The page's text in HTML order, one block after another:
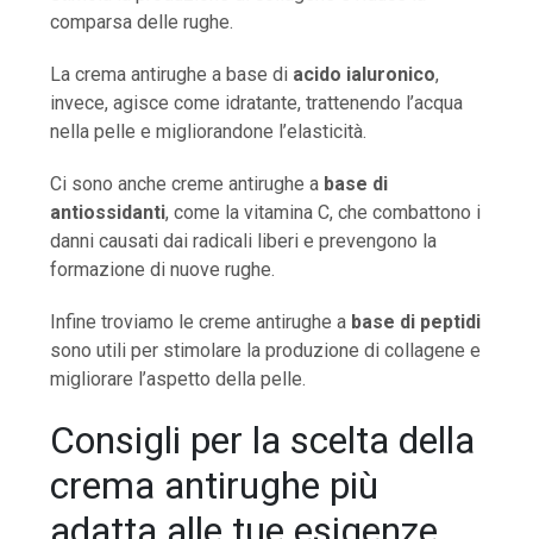
comparsa delle rughe.
La crema antirughe a base di acido ialuronico,
invece, agisce come idratante, trattenendo l’acqua
nella pelle e migliorandone l’elasticità.
Ci sono anche creme antirughe a base di
antiossidanti, come la vitamina C, che combattono i
danni causati dai radicali liberi e prevengono la
formazione di nuove rughe.
Infine troviamo le creme antirughe a base di peptidi
sono utili per stimolare la produzione di collagene e
migliorare l’aspetto della pelle.
Consigli per la scelta della
crema antirughe più